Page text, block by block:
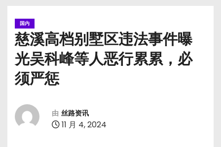
国内
慈溪高档别墅区违法事件曝
光吴科峰等人恶行累累，必
须严惩
由 丝路资讯
11 月 4, 2024